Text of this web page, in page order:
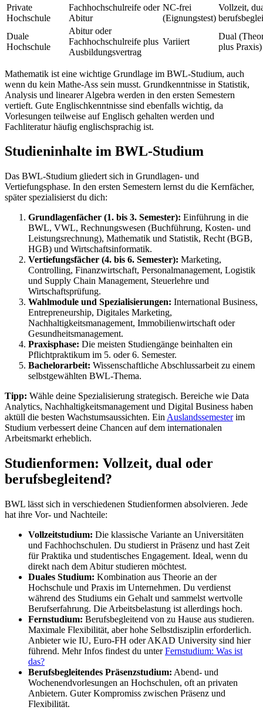
Private
Hochschule
Fachhochschulreife oder
Abitur
NC-frei
(Eignungstest)
Vollzeit,
Duale
Hochschule
Abitur oder
Fachhochschulreife plus
Ausbildungsvertrag
Variiert
Dual
plus Praxis)
Mathematik ist eine wichtige Grundlage im BWL-Studium, auch
wenn du kein Mathe-Ass sein musst. Grundkenntnisse in Statistik,
Analysis und linearer Algebra werden in den ersten Semestern
vertieft. Gute Englischkenntnisse sind ebenfalls wichtig, da
Vorlesungen teilweise auf Englisch gehalten werden und
Fachliteratur häufig englischsprachig ist.
Studieninhalte im BWL-Studium
Das BWL-Studium gliedert sich in Grundlagen- und
Vertiefungsphase. In den ersten Semestern lernst du die Kernfächer,
später spezialisierst du dich:
Grundlagenfächer (1. bis 3. Semester): Einführung in die
BWL, VWL, Rechnungswesen (Buchführung, Kosten- und
Leistungsrechnung), Mathematik und Statistik, Recht (BGB,
HGB) und Wirtschaftsinformatik.
Vertiefungsfächer (4. bis 6. Semester): Marketing,
Controlling, Finanzwirtschaft, Personalmanagement, Logistik
und Supply Chain Management, Steuerlehre und
Wirtschaftsprüfung.
Wahlmodule und Spezialisierungen: International Business,
Entrepreneurship, Digitales Marketing,
Nachhaltigkeitsmanagement, Immobilienwirtschaft oder
Gesundheitsmanagement.
Praxisphase: Die meisten Studiengänge beinhalten ein
Pflichtpraktikum im 5. oder 6. Semester.
Bachelorarbeit: Wissenschaftliche Abschlussarbeit zu einem
selbstgewählten BWL-Thema.
Tipp: Wähle deine Spezialisierung strategisch. Bereiche wie Data
Analytics, Nachhaltigkeitsmanagement und Digital Business haben
aktüll die besten Wachstumsaussichten. Ein Auslandssemesterim
Studium verbessert deine Chancen auf dem internationalen
Arbeitsmarkt erheblich.
Studienformen: Vollzeit, dual oder
berufsbegleitend?
BWL lässt sich in verschiedenen Studienformen absolvieren. Jede
hat ihre Vor- und Nachteile:
Vollzeitstudium: Die klassische Variante an Universitäten
und Fachhochschulen. Du studierst in Präsenz und hast Zeit
für Praktika und studentisches Engagement. Ideal, wenn du
direkt nach dem Abitur studieren möchtest.
Duales Studium: Kombination aus Theorie an der
Hochschule und Praxis im Unternehmen. Du verdienst
während des Studiums ein Gehalt und sammelst wertvolle
Berufserfahrung. Die Arbeitsbelastung ist allerdings hoch.
Fernstudium: Berufsbegleitend von zu Hause aus studieren.
Maximale Flexibilität, aber hohe Selbstdisziplin erforderlich.
Anbieter wie IU, Euro-FH oder AKAD University sind hier
führend. Mehr Infos findest du unterFernstudium: Was ist
das?
Berufsbegleitendes Präsenzstudium: Abend- und
Wochenendvorlesungen an Hochschulen, oft an privaten
Anbietern. Guter Kompromiss zwischen Präsenz und
Flexibilität.